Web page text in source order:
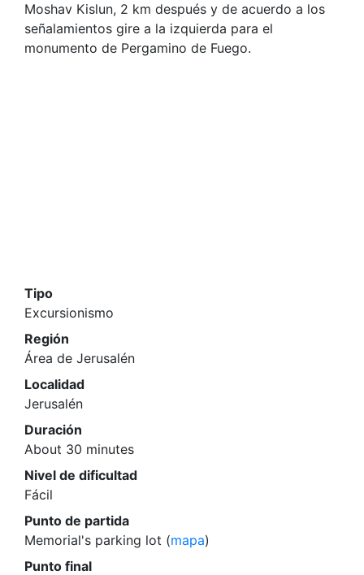
Moshav Kislun, 2 km después y de acuerdo a los
señalamientos gire a la izquierda para el
monumento de Pergamino de Fuego.
Tipo
Excursionismo
Región
Área de Jerusalén
Localidad
Jerusalén
Duración
About 30 minutes
Nivel de dificultad
Fácil
Punto de partida
Memorial's parking lot (mapa)
Punto final